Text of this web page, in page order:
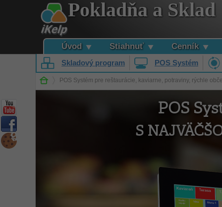
Pokladňa a Sklad
Úvod Stiahnuť Cenník
Skladový program POS Systém
POS Systém pre reštaurácie, kaviarne, potraviny, rýchle
POS
S